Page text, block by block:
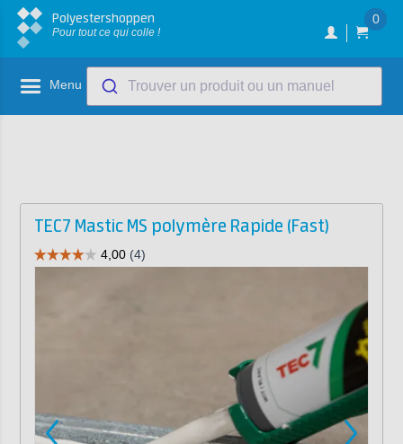
Polyestershoppen
Pour tout ce qui colle !
0
Menu Trouver un produit ou un manuel
TEC7 Mastic MS polymère Rapide (Fast)